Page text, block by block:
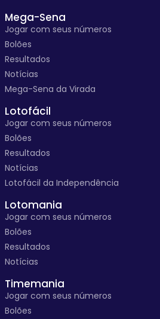
Mega-Sena
Jogar com seus números
Bolões
Resultados
Notícias
Mega-Sena da Virada
Lotofácil
Jogar com seus números
Bolões
Resultados
Notícias
Lotofácil da Independência
Lotomania
Jogar com seus números
Bolões
Resultados
Notícias
Timemania
Jogar com seus números
Bolões